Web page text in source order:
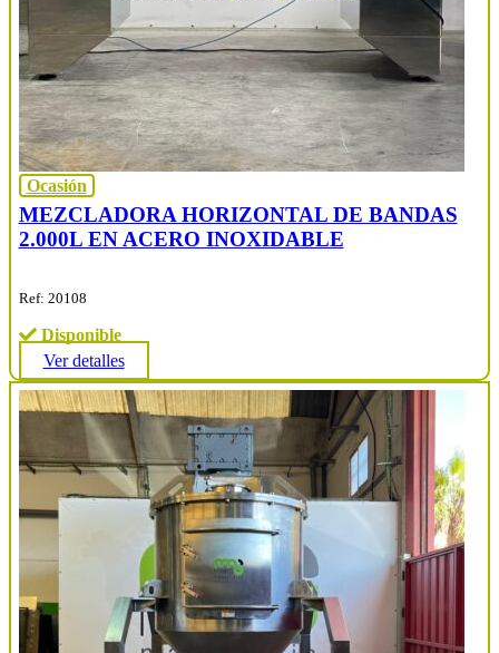
Ocasión
MEZCLADORA HORIZONTAL DE BANDAS
2.000L EN ACERO INOXIDABLE
Ref: 20108
Disponible
Ver detalles